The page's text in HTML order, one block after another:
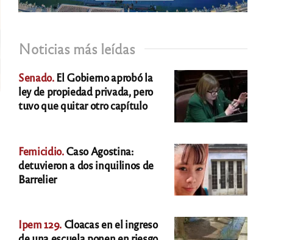
Noticias más leídas
Senado.El Gobierno aprobó la
ley de propiedad privada, pero
tuvo que quitar otro capítulo
Femicidio.Caso Agostina:
detuvieron a dos inquilinos de
Barrelier
Ipem 129. Cloacas en el ingreso